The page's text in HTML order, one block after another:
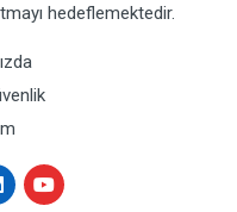
hedeflemektedir.